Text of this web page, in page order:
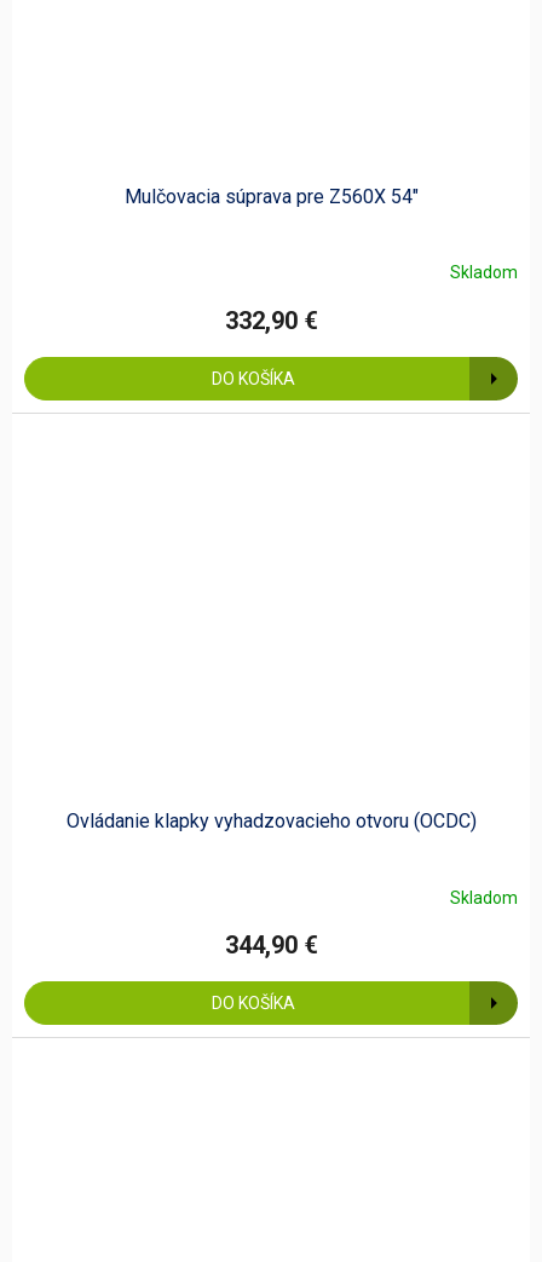
Mulčovacia súprava pre Z560X 54"
Skladom
332,90 €
DO KOŠÍKA
Ovládanie klapky vyhadzovacieho otvoru (OCDC)
Skladom
344,90 €
DO KOŠÍKA